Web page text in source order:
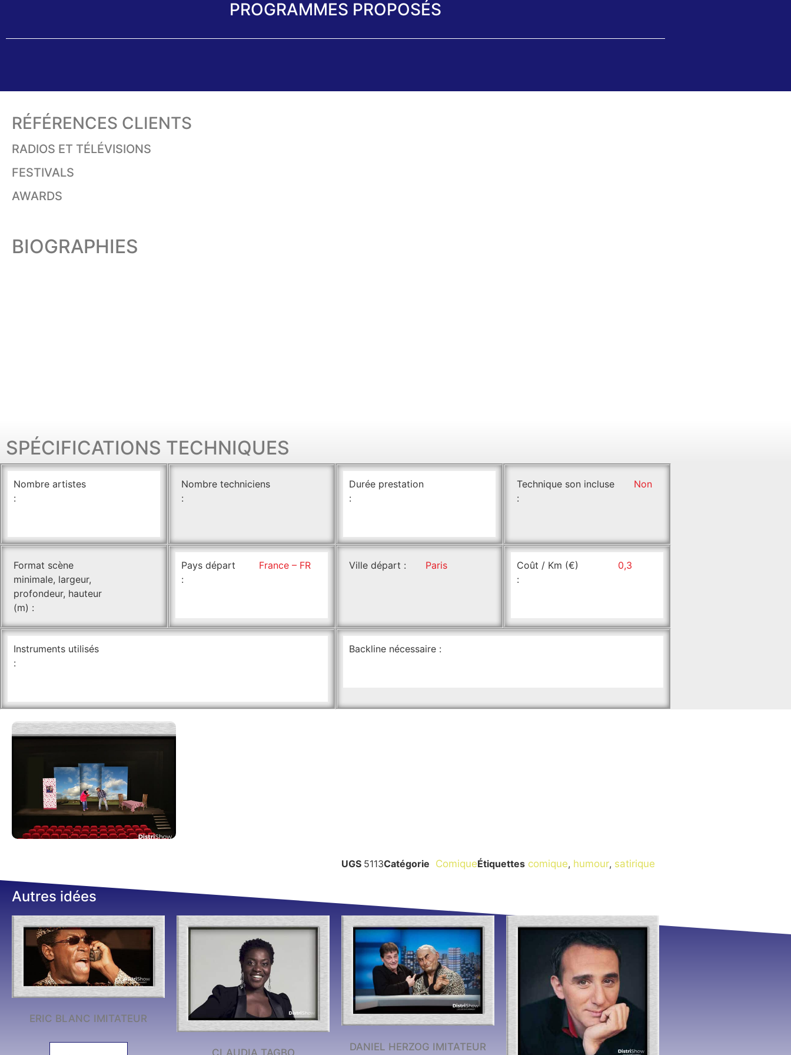
PROGRAMMES PROPOSÉS
RÉFÉRENCES CLIENTS
RADIOS ET TÉLÉVISIONS
FESTIVALS
AWARDS
BIOGRAPHIES
SPÉCIFICATIONS TECHNIQUES
Nombre artistes
:
Nombre techniciens
:
Durée prestation
:
Technique son incluse
:
Non
Format scène
minimale, largeur,
profondeur, hauteur
(m) :
Pays départ
:
France – FR Ville départ : Paris
Coût / Km (€)
:
0,3
Instruments utilisés
:
Backline nécessaire :
UGS 5113Catégorie ComiqueÉtiquettes comique, humour, satirique
Autres idées
ERIC BLANC IMITATEUR
DANIEL HERZOG IMITATEUR